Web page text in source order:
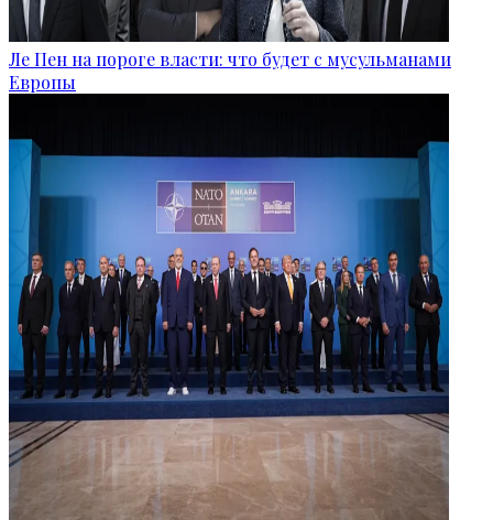
Ле Пен на пороге власти: что будет с мусульманами
Европы